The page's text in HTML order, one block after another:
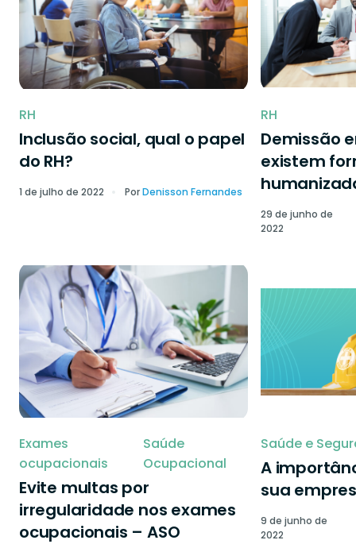
RH
Inclusão social, qual o papel
do RH?
1 de julho de 2022 PorDenisson Fernandes
RH
Demissão
existem
29 de junho de
2022
Exames
ocupacionais
Saúde
Ocupacional
Evite multas por
irregularidade nos exames
ocupacionais – ASO
Saúde e
A
sua
9 de junho de
2022